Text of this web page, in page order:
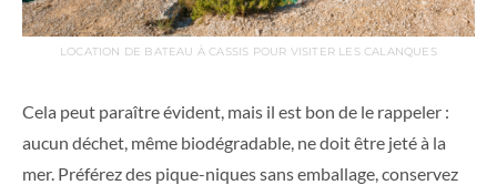
LOCATION DE BATEAU À CASSIS POUR VISITER LES CALANQUES
Cela peut paraître évident, mais il est bon de le rappeler :
aucun déchet, même biodégradable, ne doit être jeté à la
mer. Préférez des pique-niques sans emballage, conservez